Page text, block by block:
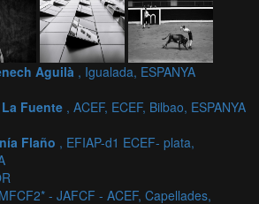
Aguilà , Igualada, ESPANYA
Fuente , ACEF, ECEF, Bilbao, ESPANYA
Flaño , EFIAP-d1 ECEF- plata,
- JAFCF - ACEF, Capellades,